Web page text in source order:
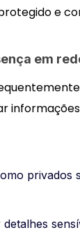
e
em
privados